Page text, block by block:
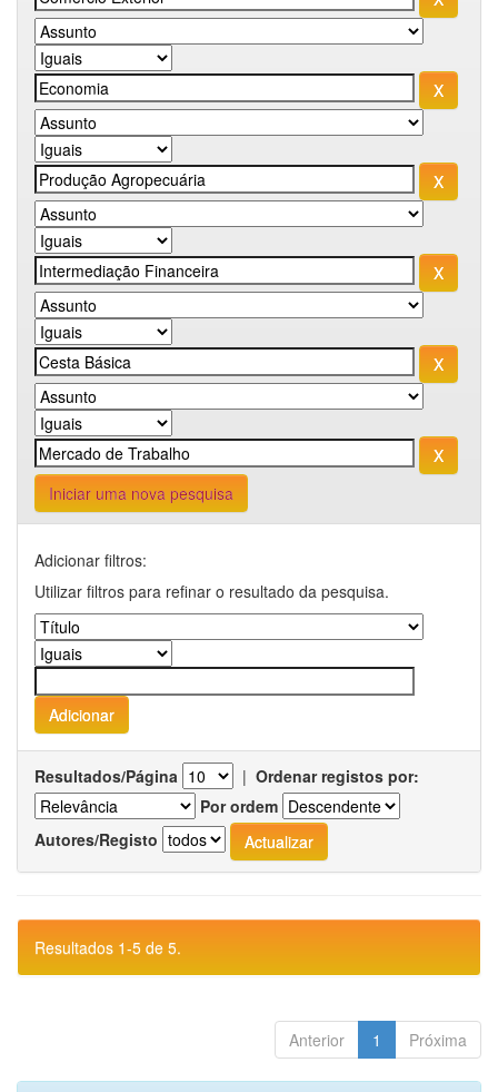
Iniciar uma nova pesquisa
Adicionar filtros:
Utilizar filtros para refinar o resultado da pesquisa.
Resultados/Página | Ordenar registos por:
Por ordem
Autores/Registo
Resultados 1-5 de 5.
Anterior 1 Próxima